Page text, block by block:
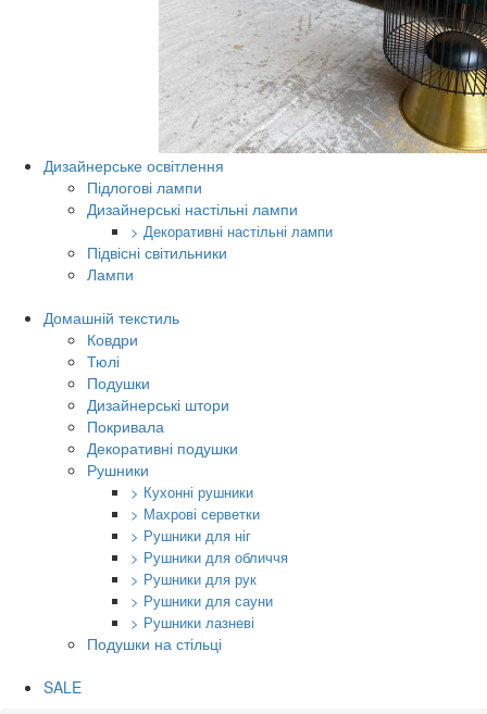
Дизайнерське освітлення
Підлогові лампи
Дизайнерські настільні лампи
> Декоративні настільні лампи
Підвісні світильники
Лампи
Домашній текстиль
Ковдри
Тюлі
Подушки
Дизайнерські штори
Покривала
Декоративні подушки
Рушники
> Кухонні рушники
> Махрові серветки
> Рушники для ніг
> Рушники для обличчя
> Рушники для рук
> Рушники для сауни
> Рушники лазневі
Подушки на стільці
SALE